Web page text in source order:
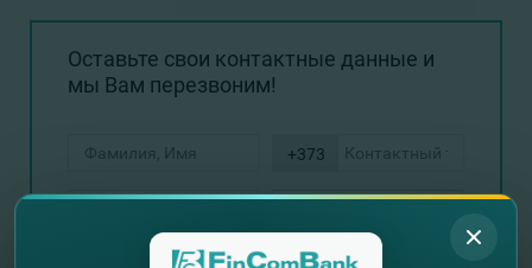
Оставьте свои контактные данные и
мы Вам перезвоним!
+373